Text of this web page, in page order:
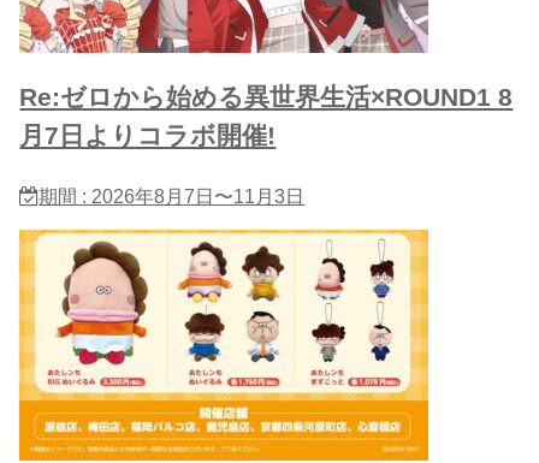
Re:ゼロから始める異世界生活×ROUND1 8
月7日よりコラボ開催!
期間 : 2026年8月7日〜11月3日